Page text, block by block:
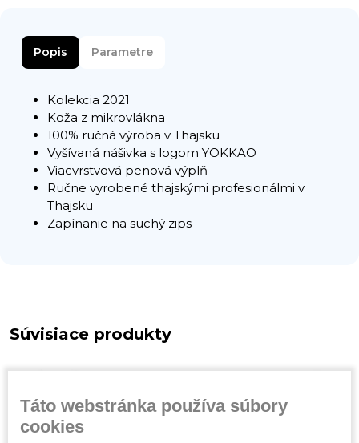
Popis Parametre
Kolekcia 2021
Koža z mikrovlákna
100% ručná výroba v Thajsku
Vyšívaná nášivka s logom YOKKAO
Viacvrstvová penová výplň
Ručne vyrobené thajskými profesionálmi v
Thajsku
Zapínanie na suchý zips
Súvisiace produkty
Táto webstránka používa súbory
cookies